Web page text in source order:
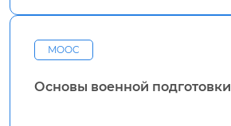
MOOC
Основы военной подготовки